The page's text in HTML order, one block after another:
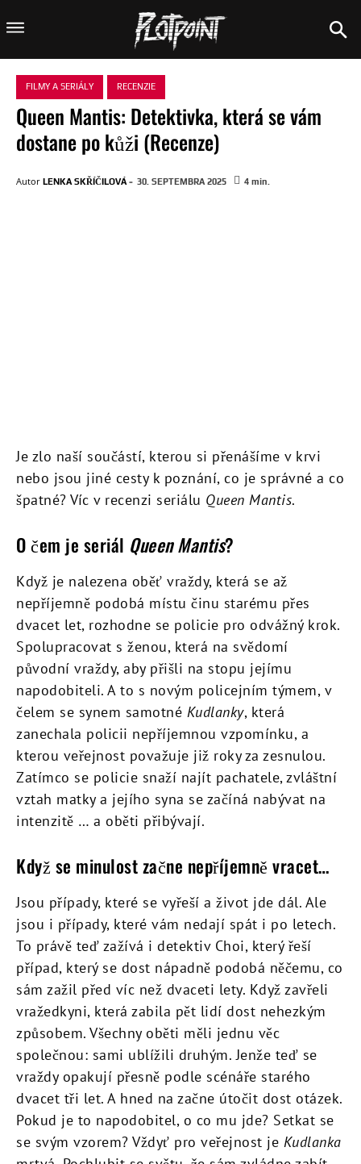
FILMY A SERIÁLY RECENZIE
Queen Mantis: Detektivka, která se vám
dostane po kůži (Recenze)
Autor LENKA SKŘÍČILOVÁ - 30. SEPTEMBRA 2025 4 min.
Je zlo naší součástí, kterou si přenášíme v krvi
nebo jsou jiné cesty k poznání, co je správné a co
špatné? Víc v recenzi seriálu Queen Mantis.
O čem je seriál Queen Mantis?
Když je nalezena oběť vraždy, která se až
nepříjemně podobá místu činu starému přes
dvacet let, rozhodne se policie pro odvážný krok.
Spolupracovat s ženou, která na svědomí
původní vraždy, aby přišli na stopu jejímu
napodobiteli. A to s novým policejním týmem, v
čelem se synem samotné Kudlanky, která
zanechala policii nepříjemnou vzpomínku, a
kterou veřejnost považuje již roky za zesnulou.
Zatímco se policie snaží najít pachatele, zvláštní
vztah matky a jejího syna se začíná nabývat na
intenzitě … a oběti přibývají.
Když se minulost začne nepříjemně vracet…
Jsou případy, které se vyřeší a život jde dál. Ale
jsou i případy, které vám nedají spát i po letech.
To právě teď zažívá i detektiv Choi, který řeší
případ, který se dost nápadně podobá něčemu, co
sám zažil před víc než dvaceti lety. Když zavřeli
vražedkyni, která zabila pět lidí dost nehezkým
způsobem. Všechny oběti měli jednu věc
společnou: sami ublížili druhým. Jenže teď se
vraždy opakují přesně podle scénáře starého
dvacet tři let. A hned na začne útočit dost otázek.
Pokud je to napodobitel, o co mu jde? Setkat se
se svým vzorem? Vždyť pro veřejnost je Kudlanka